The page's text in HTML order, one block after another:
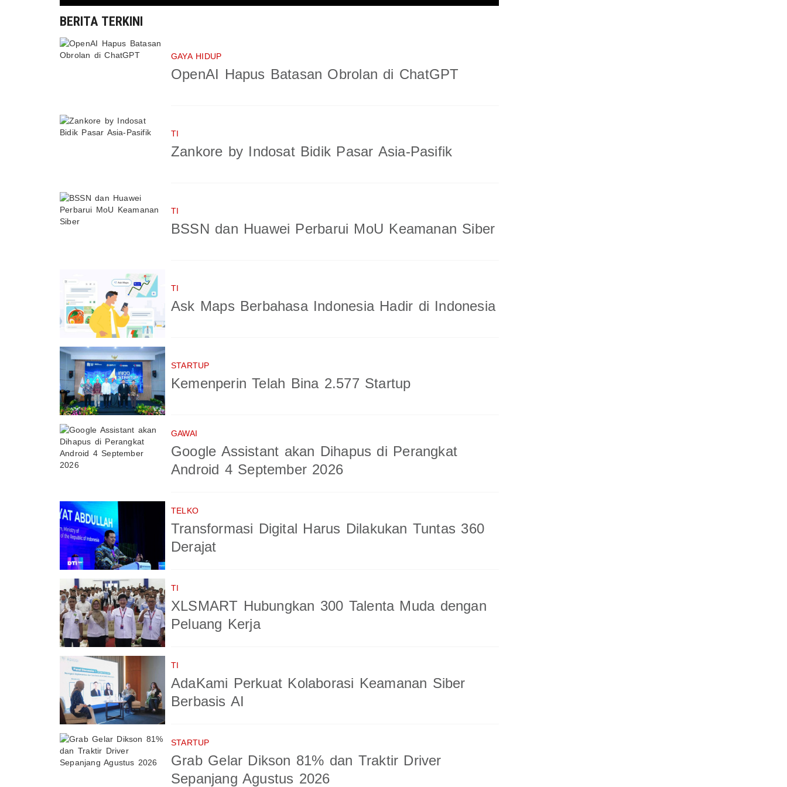
BERITA TERKINI
GAYA HIDUP
OpenAI Hapus Batasan Obrolan di ChatGPT
TI
Zankore by Indosat Bidik Pasar Asia-Pasifik
TI
BSSN dan Huawei Perbarui MoU Keamanan Siber
TI
Ask Maps Berbahasa Indonesia Hadir di Indonesia
STARTUP
Kemenperin Telah Bina 2.577 Startup
GAWAI
Google Assistant akan Dihapus di Perangkat
Android 4 September 2026
TELKO
Transformasi Digital Harus Dilakukan Tuntas 360
Derajat
TI
XLSMART Hubungkan 300 Talenta Muda dengan
Peluang Kerja
TI
AdaKami Perkuat Kolaborasi Keamanan Siber
Berbasis AI
STARTUP
Grab Gelar Dikson 81% dan Traktir Driver
Sepanjang Agustus 2026